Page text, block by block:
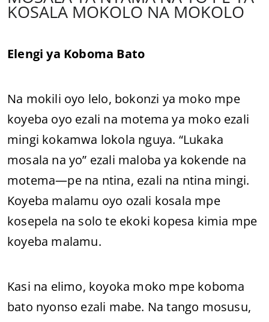
KOSALA MOKOLO NA MOKOLO
Elengi ya Koboma Bato
Na mokili oyo lelo, bokonzi ya moko mpe
koyeba oyo ezali na motema ya moko ezali
mingi kokamwa lokola nguya. “Lukaka
mosala na yo” ezali maloba ya kokende na
motema—pe na ntina, ezali na ntina mingi.
Koyeba malamu oyo ozali kosala mpe
kosepela na solo te ekoki kopesa kimia mpe
koyeba malamu.
Kasi na elimo, koyoka moko mpe koboma
bato nyonso ezali mabe. Na tango mosusu,